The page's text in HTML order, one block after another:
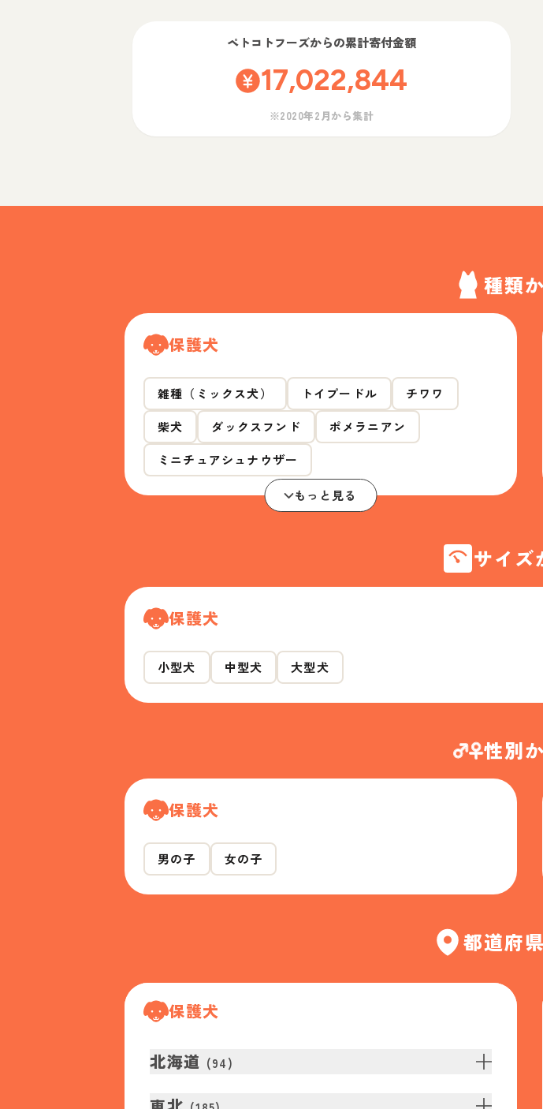
ペトコトフーズからの累計寄付金額
17,022,844
※2020年2月から集計
種類
保護犬
雑種（ミックス犬） トイプードル
チワワ
柴犬
ダックスフンド
ポメラニアン
ミニチュアシュナウザー
もっと見る
サイズ
保護犬
小型犬 中型犬 大型犬
性別
保護犬
男の子 女の子
都道府
保護犬
北海道 (94)